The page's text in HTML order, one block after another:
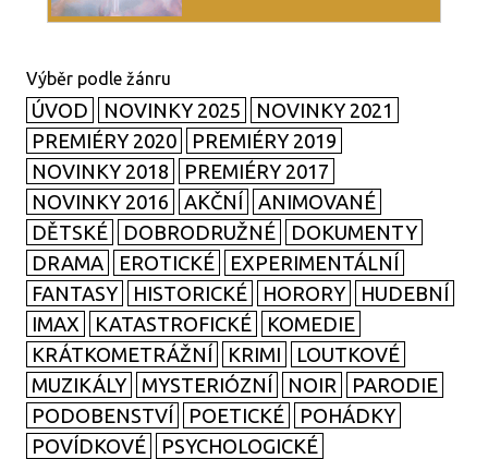
ÚVOD NOVINKY 2025
NOVINKY 2021
PREMIÉRY 2020
PREMIÉRY 2019
NOVINKY 2018
PREMIÉRY 2017
NOVINKY 2016
AKČNÍ
ANIMOVANÉ
DĚTSKÉ
DOBRODRUŽNÉ
DOKUMENTY
DRAMA
EROTICKÉ
EXPERIMENTÁLNÍ
FANTASY
HISTORICKÉ HORORY
HUDEBNÍ
IMAX
KATASTROFICKÉ
KOMEDIE
KRÁTKOMETRÁŽNÍ
KRIMI
LOUTKOVÉ
MUZIKÁLY
MYSTERIÓZNÍ NOIR
PARODIE
PODOBENSTVÍ
POETICKÉ
POHÁDKY
POVÍDKOVÉ
PSYCHOLOGICKÉ